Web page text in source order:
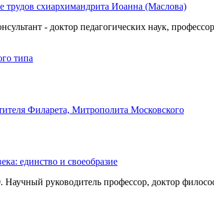
трудов схиархимандрита Иоанна (Маслова)
- доктор педагогических наук,
типа
Филарета, Митрополита Московского
единство и своеобразие
руководитель профессор, доктор